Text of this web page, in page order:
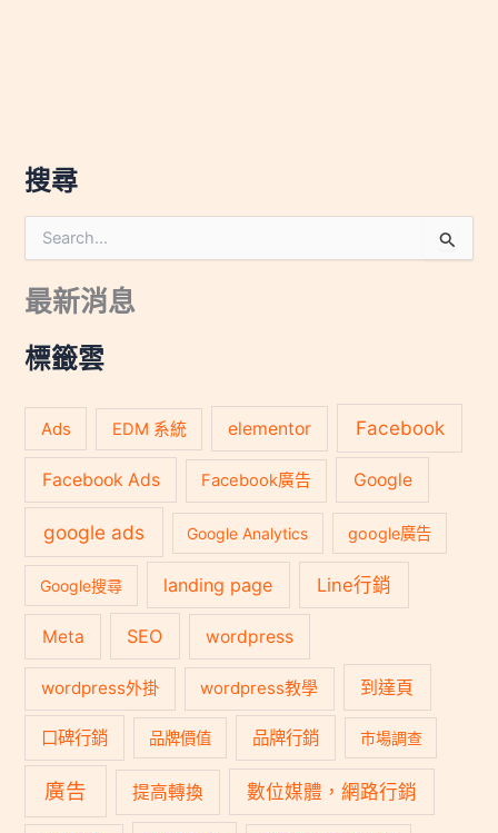
搜尋
尋
鍵
:
最新消息
標籤雲
Ads EDM 系統 elementor Facebook
Facebook Ads Facebook廣告 Google
google ads Google Analytics google廣告
Google搜尋 landing page Line行銷
Meta SEO wordpress
wordpress外掛 wordpress教學 到達頁
口碑行銷 品牌價值 品牌行銷 市場調查
廣告 提高轉換 數位媒體，網路行銷